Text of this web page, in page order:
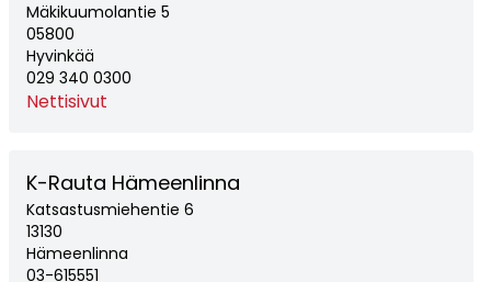
Mäkikuumolantie 5
05800
Hyvinkää
029 340 0300
Nettisivut
K-Rauta Hämeenlinna
Katsastusmiehentie 6
13130
Hämeenlinna
03-615551